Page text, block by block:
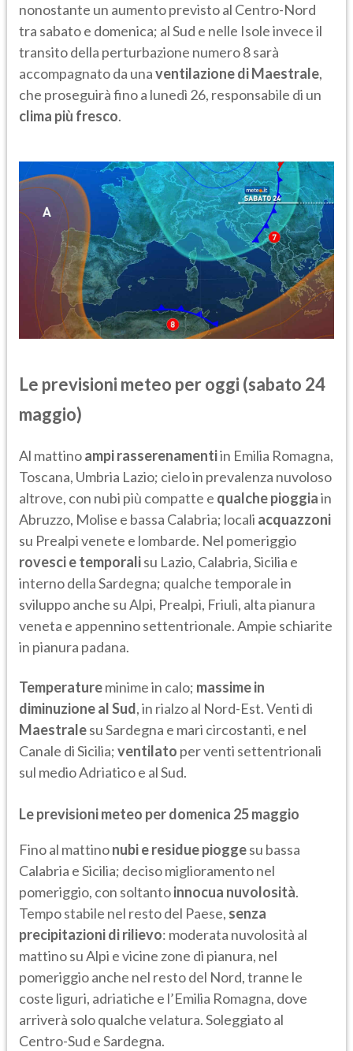
nonostante un aumento previsto al Centro-Nord
tra sabato e domenica; al Sud e nelle Isole invece il
transito della perturbazione numero 8 sarà
accompagnato da unaventilazione di Maestrale,
che proseguirà fino a lunedì 26, responsabile di un
clima più fresco.
Le previsioni meteo per oggi (sabato 24
maggio)
Al mattinoampi rasserenamentiin Emilia Romagna,
Toscana, Umbria Lazio; cielo in prevalenza nuvoloso
altrove, con nubi più compatte e qualche pioggiain
Abruzzo, Molise e bassa Calabria; locali acquazzoni
su Prealpi venete e lombarde. Nel pomeriggio
rovesci e temporalisu Lazio, Calabria, Sicilia e
interno della Sardegna; qualche temporale in
sviluppo anche su Alpi, Prealpi, Friuli, alta pianura
veneta e appennino settentrionale. Ampie schiarite
in pianura padana.
Temperatureminime in calo; massime in
diminuzione al Sud, in rialzo al Nord-Est. Venti di
Maestralesu Sardegna e mari circostanti, e nel
Canale di Sicilia;ventilato per venti settentrionali
sul medio Adriatico e al Sud.
Le previsioni meteo per domenica 25 maggio
Fino al mattinonubi e residue pioggesu bassa
Calabria e Sicilia; deciso miglioramento nel
pomeriggio, con soltantoinnocua nuvolosità.
Tempo stabile nel resto del Paese, senza
precipitazioni di rilievo: moderata nuvolosità al
mattino su Alpi e vicine zone di pianura, nel
pomeriggio anche nel resto del Nord, tranne le
coste liguri, adriatiche e l’Emilia Romagna, dove
arriverà solo qualche velatura. Soleggiato al
Centro-Sud e Sardegna.